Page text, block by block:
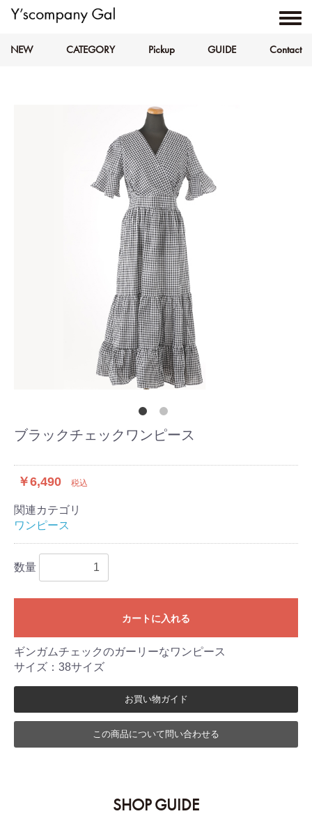
NEW CATEGORY Pickup GUIDE Contact
ブラックチェックワンピース
￥6,490 税込
関連カテゴリ
ワンピース
数量
カートに入れる
ギンガムチェックのガーリーなワンピース
サイズ：38サイズ
お買い物ガイド
この商品について問い合わせる
SHOP GUIDE